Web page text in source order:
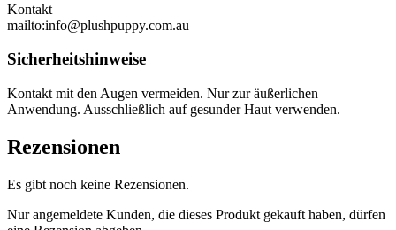
Kontakt
mailto:info@plushpuppy.com.au
Sicherheitshinweise
Kontakt mit den Augen vermeiden. Nur zur äußerlichen
Anwendung. Ausschließlich auf gesunder Haut verwenden.
Rezensionen
Es gibt noch keine Rezensionen.
Nur angemeldete Kunden, die dieses Produkt gekauft haben, dürfen